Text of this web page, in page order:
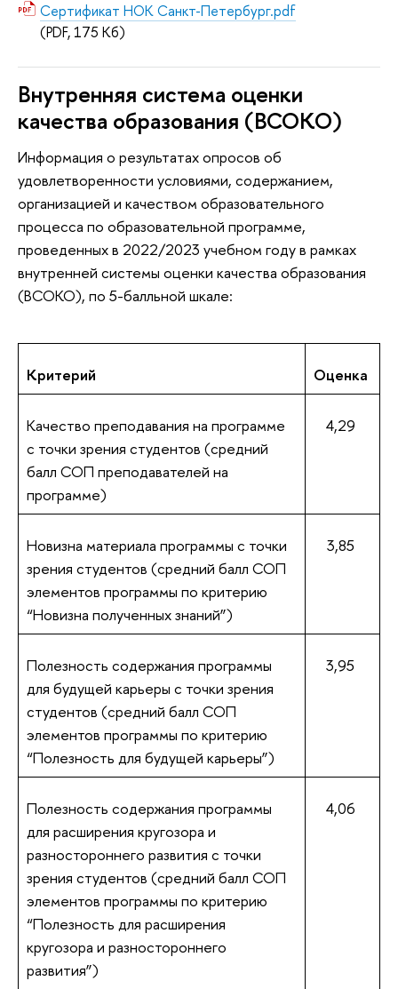
Сертификат НОК Санкт-Петербург.pdf
(PDF, 175 Кб)
Внутренняя система оценки
качества образования (ВСОКО)
Информация о результатах опросов об
удовлетворенности условиями, содержанием,
организацией и качеством образовательного
процесса по образовательной программе,
проведенных в 2022/2023 учебном году в рамках
внутренней системы оценки качества образования
(ВСОКО), по 5-балльной шкале:
Критерий Оценка
Качество преподавания на программе
с точки зрения студентов (средний
балл СОП преподавателей на
программе)
4,29
Новизна материала программы с точки
зрения студентов (средний балл СОП
элементов программы по критерию
“Новизна полученных знаний”)
3,85
Полезность содержания программы
для будущей карьеры с точки зрения
студентов (средний балл СОП
элементов программы по критерию
“Полезность для будущей карьеры”)
3,95
Полезность содержания программы
для расширения кругозора и
разностороннего развития с точки
зрения студентов (средний балл СОП
элементов программы по критерию
“Полезность для расширения
кругозора и разностороннего
развития”)
4,06